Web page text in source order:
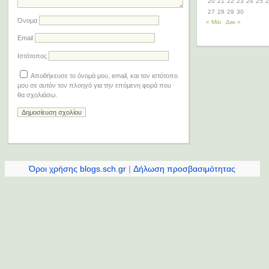
Όνομα
Email
Ιστότοπος
Αποθήκευσε το όνομά μου, email, και τον ιστότοπο
μου σε αυτόν τον πλοηγό για την επόμενη φορά που
θα σχολιάσω.
27 28 29 30
« Μάι
Δεκ »
Όροι χρήσης blogs.sch.gr |Δήλωση προσβασιμότητας